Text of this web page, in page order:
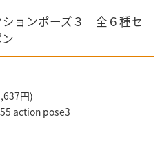
ケール」全て
ーテック
ョンポーズ３ 全６種セ
円)
action pose3